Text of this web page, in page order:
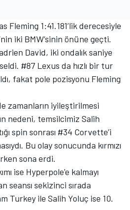
Fleming 1:41.181’lik derecesiyle
iki BMW’sinin önüne geçti.
David, iki ondalık saniye
#87 Lexus da hızlı bir tur
fakat pole pozisyonu Fleming
zamanların iyileştirilmesi
nedeni, temsilcimiz Salih
spin sonrası #34 Corvette’i
Bu olay sonucunda kırmızı
sona erdi.
ise Hyperpole'e kalmayı
seansı sekizinci sırada
Turkey ile Salih Yoluç ise 10.